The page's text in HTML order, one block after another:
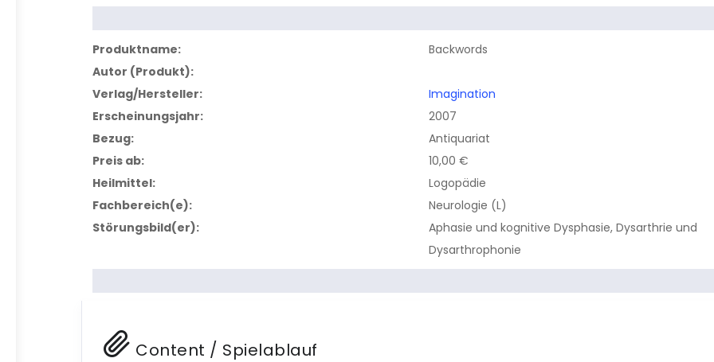
Produktname:
Backwords
Autor (Produkt):
Verlag/Hersteller:
Imagination
Erscheinungsjahr:
2007
Bezug:
Antiquariat
Preis ab:
10,00 €
Heilmittel:
Logopädie
Fachbereich(e):
Neurologie (L)
Störungsbild(er):
Aphasie und kognitive Dysphasie, Dysarthrie und
Dysarthrophonie
Content / Spielablauf